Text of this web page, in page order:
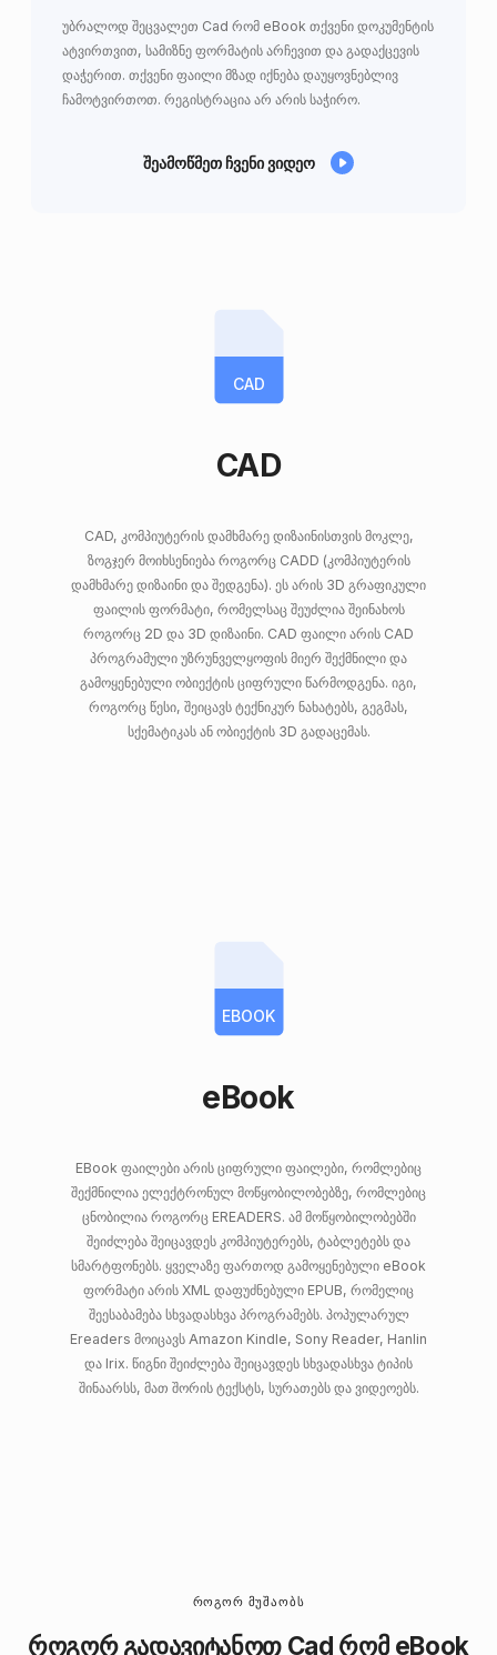
უბრალოდ შეცვალეთ Cad რომ eBook თქვენი დოკუმენტის
ატვირთვით, სამიზნე ფორმატის არჩევით და გადაქცევის
დაჭერით. თქვენი ფაილი მზად იქნება დაუყოვნებლივ
ჩამოტვირთოთ. რეგისტრაცია არ არის საჭირო.
შეამოწმეთ ჩვენი ვიდეო
CAD
CAD
CAD, კომპიუტერის დამხმარე დიზაინისთვის მოკლე,
ზოგჯერ მოიხსენიება როგორც CADD (კომპიუტერის
დამხმარე დიზაინი და შედგენა). ეს არის 3D გრაფიკული
ფაილის ფორმატი, რომელსაც შეუძლია შეინახოს
როგორც 2D და 3D დიზაინი. CAD ფაილი არის CAD
პროგრამული უზრუნველყოფის მიერ შექმნილი და
გამოყენებული ობიექტის ციფრული წარმოდგენა. იგი,
როგორც წესი, შეიცავს ტექნიკურ ნახატებს, გეგმას,
სქემატიკას ან ობიექტის 3D გადაცემას.
EBOOK
eBook
EBook ფაილები არის ციფრული ფაილები, რომლებიც
შექმნილია ელექტრონულ მოწყობილობებზე, რომლებიც
ცნობილია როგორც EREADERS. ამ მოწყობილობებში
შეიძლება შეიცავდეს კომპიუტერებს, ტაბლეტებს და
სმარტფონებს. ყველაზე ფართოდ გამოყენებული eBook
ფორმატი არის XML დაფუძნებული EPUB, რომელიც
შეესაბამება სხვადასხვა პროგრამებს. პოპულარულ
Ereaders მოიცავს Amazon Kindle, Sony Reader, Hanlin
და Irix. წიგნი შეიძლება შეიცავდეს სხვადასხვა ტიპის
შინაარსს, მათ შორის ტექსტს, სურათებს და ვიდეოებს.
ᲠᲝᲒᲝᲠ ᲛᲣᲨᲐᲝᲑᲡ
როგორ გადავიტანოთ Cad რომ eBook